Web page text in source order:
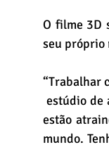
O filme 3D
seu próprio
“Trabalhar
estão
mundo.